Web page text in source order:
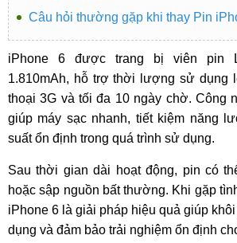
Câu hỏi thường gặp khi thay Pin
iPhone 6 được trang bị viên pin
1.810mAh, hỗ trợ thời lượng sử dụng
thoại 3G và tối đa 10 ngày chờ. Công
giúp máy sạc nhanh, tiết kiệm năng
suất ổn định trong quá trình sử dụng.
Sau thời gian dài hoạt động, pin có
hoặc sập nguồn bất thường. Khi gặp
iPhone 6 là giải pháp hiệu quả giúp
dụng và đảm bảo trải nghiệm ổn định